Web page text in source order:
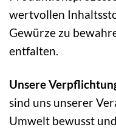
wertvollen
Gewürze zu
entfalten.
Unsere
sind uns unserer
Umwelt bewusst